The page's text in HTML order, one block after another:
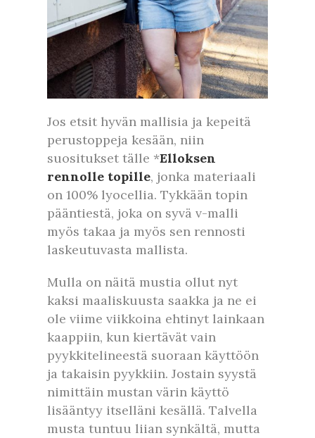
Jos etsit hyvän mallisia ja kepeitä
perustoppeja kesään, niin
suositukset tälle *Elloksen
rennolle topille, jonka materiaali
on 100% lyocellia. Tykkään topin
pääntiestä, joka on syvä v-malli
myös takaa ja myös sen rennosti
laskeutuvasta mallista.
Mulla on näitä mustia ollut nyt
kaksi maaliskuusta saakka ja ne ei
ole viime viikkoina ehtinyt lainkaan
kaappiin, kun kiertävät vain
pyykkitelineestä suoraan käyttöön
ja takaisin pyykkiin. Jostain syystä
nimittäin mustan värin käyttö
lisääntyy itselläni kesällä. Talvella
musta tuntuu liian synkältä, mutta